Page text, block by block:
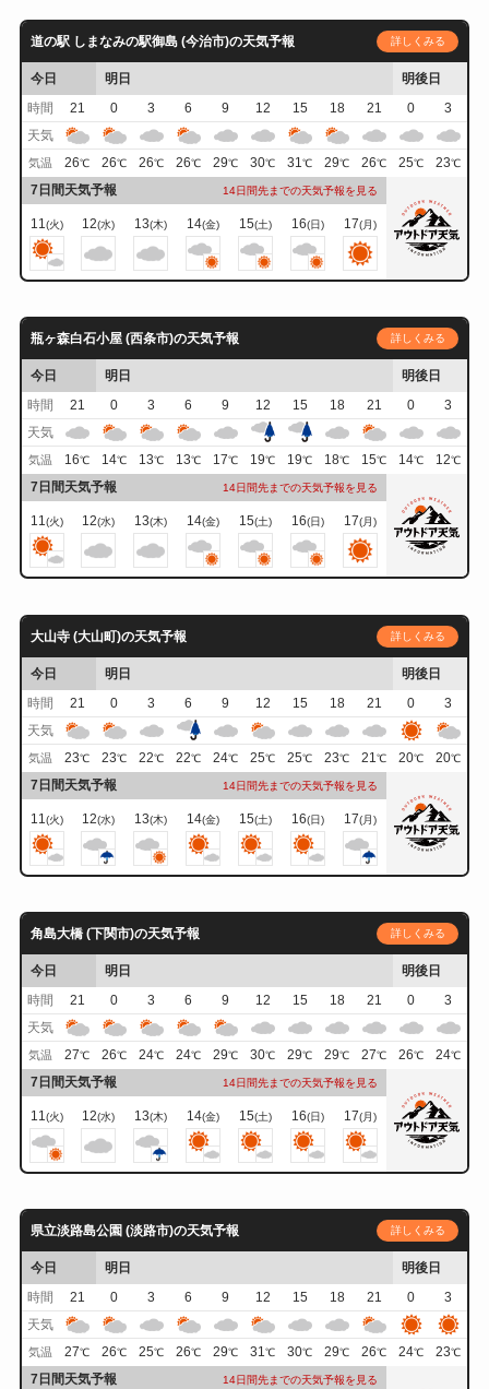
道の駅 しまなみの駅御島 (今治市)の天気予報 詳しくみる
今日 明日
明後日
時間
21 0 3 6 9 12 15 18 21 0
3
天気
気温 26℃ 26℃ 26℃ 26℃ 29℃ 30℃ 31℃ 29℃ 26℃ 25℃ 23℃
7日間天気予報 14日間先までの天気予報を見る
11(火) 12(水) 13(木) 14(金) 15(土) 16(日) 17(月)
瓶ヶ森白石小屋 (西条市)の天気予報 詳しくみる
今日 明日
明後日
時間
21 0 3 6 9 12 15 18 21 0
3
天気
気温 16℃ 14℃ 13℃ 13℃ 17℃ 19℃ 19℃ 18℃ 15℃ 14℃ 12℃
7日間天気予報 14日間先までの天気予報を見る
11(火) 12(水) 13(木) 14(金) 15(土) 16(日) 17(月)
大山寺 (大山町)の天気予報 詳しくみる
今日 明日
明後日
時間
21 0 3 6 9 12 15 18 21 0
3
天気
気温 23℃ 23℃ 22℃ 22℃ 24℃ 25℃ 25℃ 23℃ 21℃ 20℃ 20℃
7日間天気予報 14日間先までの天気予報を見る
11(火) 12(水) 13(木) 14(金) 15(土) 16(日) 17(月)
角島大橋 (下関市)の天気予報 詳しくみる
今日 明日
明後日
時間
21 0 3 6 9 12 15 18 21 0
3
天気
気温 27℃ 26℃ 24℃ 24℃ 29℃ 30℃ 29℃ 29℃ 27℃ 26℃ 24℃
7日間天気予報 14日間先までの天気予報を見る
11(火) 12(水) 13(木) 14(金) 15(土) 16(日) 17(月)
県立淡路島公園 (淡路市)の天気予報 詳しくみる
今日 明日
明後日
時間
21 0 3 6 9 12 15 18 21 0
3
天気
気温 27℃ 26℃ 25℃ 26℃ 29℃ 31℃ 30℃ 29℃ 26℃ 24℃ 23℃
7日間天気予報 14日間先までの天気予報を見る